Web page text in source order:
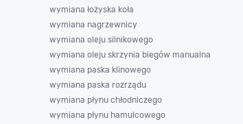
wymiana łożyska koła
wymiana nagrzewnicy
wymiana oleju silnikowego
wymiana oleju skrzynia biegów manualna
wymiana paska klinowego
wymiana paska rozrządu
wymiana płynu chłodniczego
wymiana płynu hamulcowego